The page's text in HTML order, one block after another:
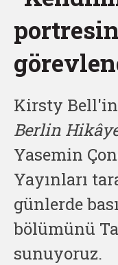
Kirsty Bell'in
Berlin
Yasemin
Yayınları
günlerde
bölümünü
sunuyoruz.